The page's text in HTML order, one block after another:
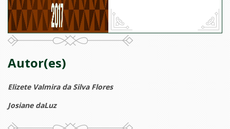
Autor(es)
Elizete Valmira da Silva Flores
Josiane daLuz